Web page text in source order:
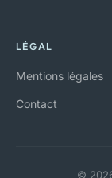
LÉGAL
Mentions légales
Contact
©